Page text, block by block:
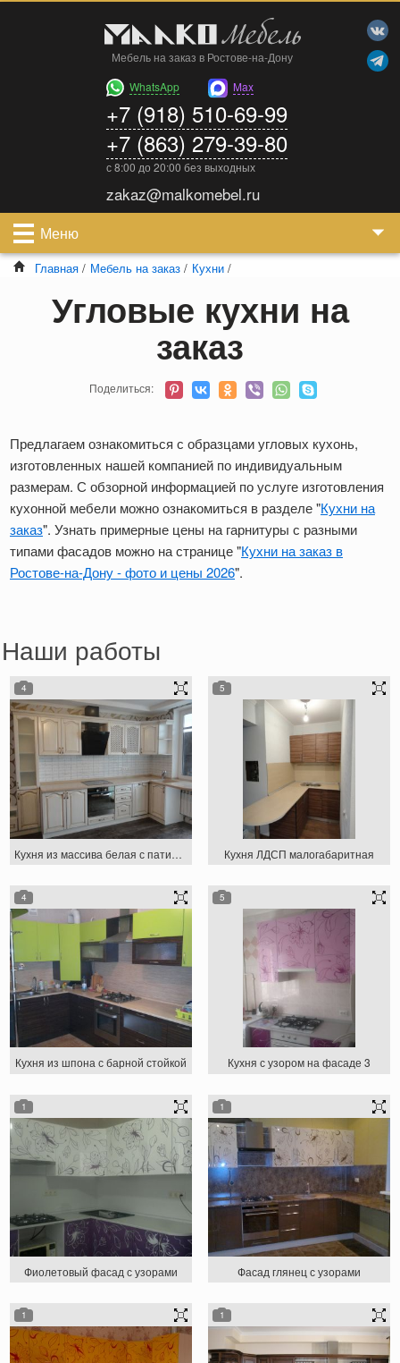
Мебель на заказ в Ростове-на-Дону
WhatsApp
Max
+7 (918) 510-69-99
+7 (863) 279-39-80
с 8:00 до 20:00 без выходных
zakaz@malkomebel.ru
Меню
Главная / Мебель на заказ / Кухни /
Угловые кухни на
заказ
Поделиться:
Предлагаем ознакомиться с образцами угловых кухонь,
изготовленных нашей компанией по индивидуальным
размерам. С обзорной информацией по услуге изготовления
кухонной мебели можно ознакомиться в разделе "Кухни на
заказ". Узнать примерные цены на гарнитуры с разными
типами фасадов можно на странице "Кухни на заказ в
Ростове-на-Дону - фото и цены 2026".
Наши работы
4
Кухня из массива белая с патиной
5
Кухня ЛДСП малогабаритная
4
Кухня из шпона с барной стойкой
5
Кухня с узором на фасаде 3
1
Фиолетовый фасад с узорами
1
Фасад глянец с узорами
1 1